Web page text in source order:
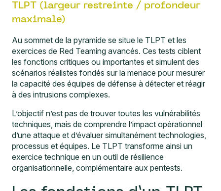
TLPT (largeur restreinte / profondeur
maximale)
Au sommet de la pyramide se situe le TLPT et les
exercices de Red Teaming avancés. Ces tests ciblent
les fonctions critiques ou importantes et simulent des
scénarios réalistes fondés sur la menace pour mesurer
la capacité des équipes de défense à détecter et réagir
à des intrusions complexes.
L’objectif n’est pas de trouver toutes les vulnérabilités
techniques, mais de comprendre l’impact opérationnel
d’une attaque et d’évaluer simultanément technologies,
processus et équipes. Le TLPT transforme ainsi un
exercice technique en un outil de résilience
organisationnelle, complémentaire aux pentests.